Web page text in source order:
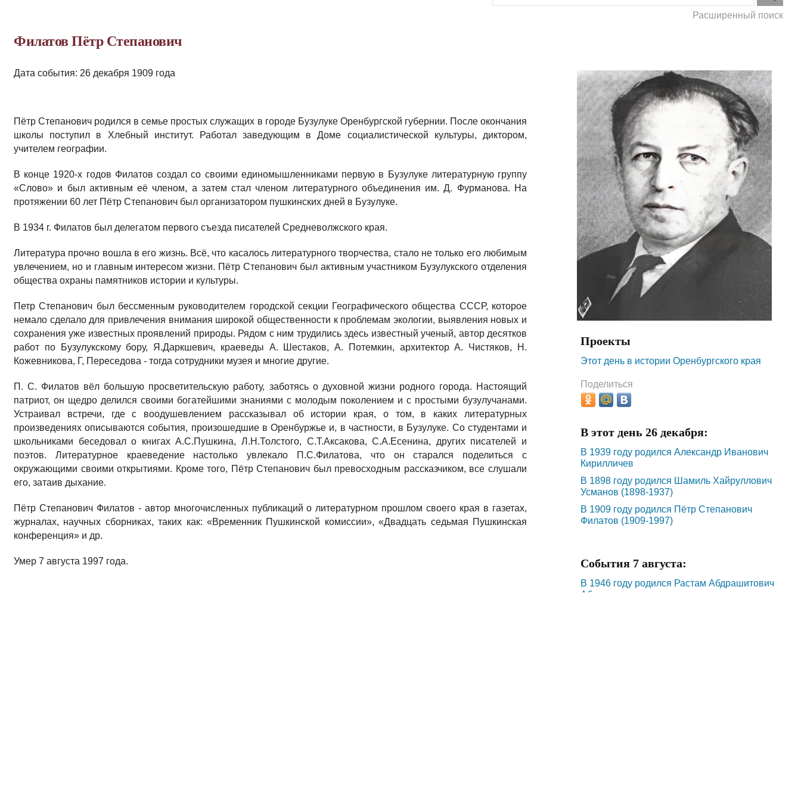
Расширенный поиск
Филатов Пётр Степанович
Дата события: 26 декабря 1909 года
Пётр Степанович родился в семье простых служащих в городе Бузулуке Оренбургской губернии. После окончания
школы поступил в Хлебный институт. Работал заведующим в Доме социалистической культуры, диктором,
учителем географии.
В конце 1920-х годов Филатов создал со своими единомышленниками первую в Бузулуке литературную группу
«Слово» и был активным её членом, а затем стал членом литературного объединения им. Д. Фурманова. На
протяжении 60 лет Пётр Степанович был организатором пушкинских дней в Бузулуке.
В 1934 г. Филатов был делегатом первого съезда писателей Средневолжского края.
Литература прочно вошла в его жизнь. Всё, что касалось литературного творчества, стало не только его любимым
увлечением, но и главным интересом жизни. Пётр Степанович был активным участником Бузулукского отделения
общества охраны памятников истории и культуры.
Петр Степанович был бессменным руководителем городской секции Географического общества СССР, которое
немало сделало для привлечения внимания широкой общественности к проблемам экологии, выявления новых и
сохранения уже известных проявлений природы. Рядом с ним трудились здесь известный ученый, автор десятков
работ по Бузулукскому бору, Я.Даркшевич, краеведы А. Шестаков, А. Потемкин, архитектор А. Чистяков, Н.
Кожевникова, Г, Переседова - тогда сотрудники музея и многие другие.
П. С. Филатов вёл большую просветительскую работу, заботясь о духовной жизни родного города. Настоящий
патриот, он щедро делился своими богатейшими знаниями с молодым поколением и с простыми бузулучанами.
Устраивал встречи, где с воодушевлением рассказывал об истории края, о том, в каких литературных
произведениях описываются события, произошедшие в Оренбуржье и, в частности, в Бузулуке. Со студентами и
школьниками беседовал о книгах А.С.Пушкина, Л.Н.Толстого, С.Т.Аксакова, С.А.Есенина, других писателей и
поэтов. Литературное краеведение настолько увлекало П.С.Филатова, что он старался поделиться с
окружающими своими открытиями. Кроме того, Пётр Степанович был превосходным рассказчиком, все слушали
его, затаив дыхание.
Пётр Степанович Филатов - автор многочисленных публикаций о литературном прошлом своего края в газетах,
журналах, научных сборниках, таких как: «Временник Пушкинской комиссии», «Двадцать седьмая Пушкинская
конференция» и др.
Умер 7 августа 1997 года.
Проекты
Этот день в истории Оренбургского края
Поделиться
В этот день 26 декабря:
В 1939 году родился Александр Иванович
Кирилличев
В 1898 году родился Шамиль Хайруллович
Усманов (1898-1937)
В 1909 году родился Пётр Степанович
Филатов (1909-1997)
События 7 августа:
В 1946 году родился Растам Абдрашитович
Абдуллаев